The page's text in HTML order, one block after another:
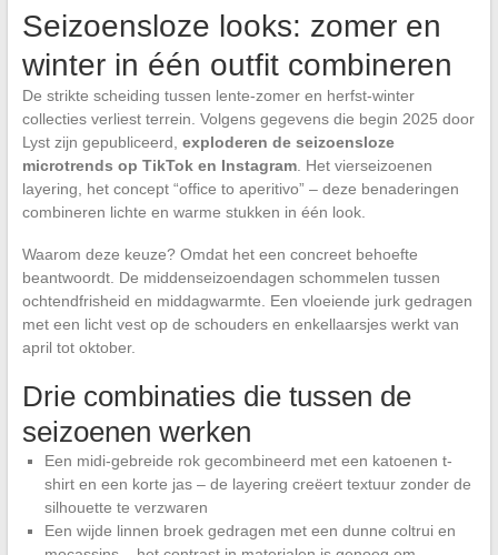
Seizoensloze looks: zomer en
winter in één outfit combineren
De strikte scheiding tussen lente-zomer en herfst-winter
collecties verliest terrein. Volgens gegevens die begin 2025 door
Lyst zijn gepubliceerd, exploderen de seizoensloze
microtrends op TikTok en Instagram. Het vierseizoenen
layering, het concept “office to aperitivo” – deze benaderingen
combineren lichte en warme stukken in één look.
Waarom deze keuze? Omdat het een concreet behoefte
beantwoordt. De middenseizoendagen schommelen tussen
ochtendfrisheid en middagwarmte. Een vloeiende jurk gedragen
met een licht vest op de schouders en enkellaarsjes werkt van
april tot oktober.
Drie combinaties die tussen de
seizoenen werken
Een midi-gebreide rok gecombineerd met een katoenen t-
shirt en een korte jas – de layering creëert textuur zonder de
silhouette te verzwaren
Een wijde linnen broek gedragen met een dunne coltrui en